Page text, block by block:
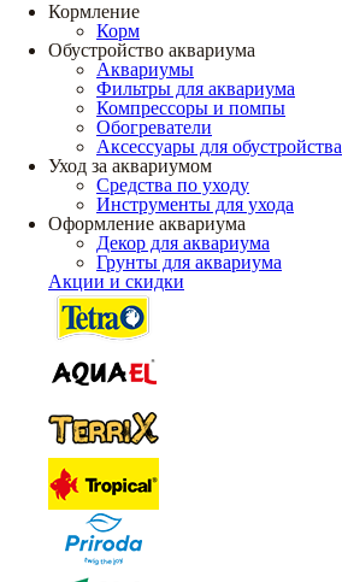
Кормление
Корм
Обустройство аквариума
Аквариумы
Фильтры для аквариума
Компрессоры и помпы
Обогреватели
Аксессуары для обустройства
Уход за аквариумом
Средства по уходу
Инструменты для ухода
Оформление аквариума
Декор для аквариума
Грунты для аквариума
Акции и скидки